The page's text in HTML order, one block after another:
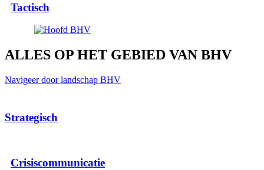
Tactisch
ALLES OP HET GEBIED VAN BHV
Navigeer door landschap BHV
Strategisch
Crisiscommunicatie